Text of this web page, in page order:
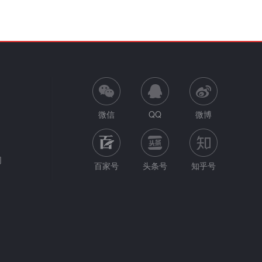
微信 QQ 微博
百家号 头条号 知乎号